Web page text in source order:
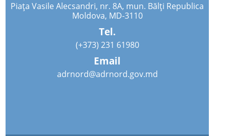
Piața Vasile Alecsandri, nr. 8A, mun. Bălți Republica
Moldova, MD-3110
Tel.
(+373) 231 61980
Email
adrnord@adrnord.gov.md